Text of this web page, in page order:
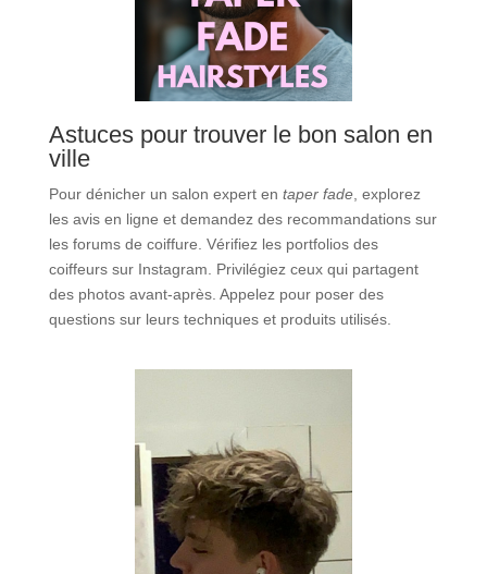
Astuces pour trouver le bon salon en
ville
Pour dénicher un salon expert en taper fade, explorez
les avis en ligne et demandez des recommandations sur
les forums de coiffure. Vérifiez les portfolios des
coiffeurs sur Instagram. Privilégiez ceux qui partagent
des photos avant-après. Appelez pour poser des
questions sur leurs techniques et produits utilisés.